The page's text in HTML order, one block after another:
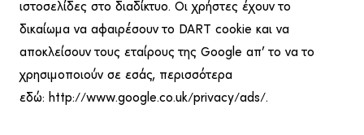
ιστοσελίδες στο διαδίκτυο. Οι χρήστες έχουν το
δικαίωμα να αφαιρέσουν το DART cookie και να
αποκλείσουν τους εταίρους της Google απ’ το να το
χρησιμοποιούν σε εσάς, περισσότερα
εδώ: http://www.google.co.uk/privacy/ads/.